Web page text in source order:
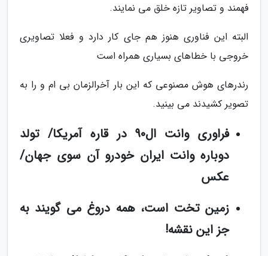
فهمند و تصاویر تازه خلق می نمایند.
البته این فناوری هنوز هم جای کار دارد و فعلا تصاویری
خروجی با خطاهای بسیاری همراه است
رندرهای هوش مصنوعی که این بار آخرالزمان بی ام و را به
تصویر کشیدند می بینید.
فراوری وانت ال90 در قاره آمریکا/ تولد
دوباره وانت ایران خودرو آن سوی جهان/
عکس
زمین تخت است، همه دروغ می گویند به
جز این نقشه!